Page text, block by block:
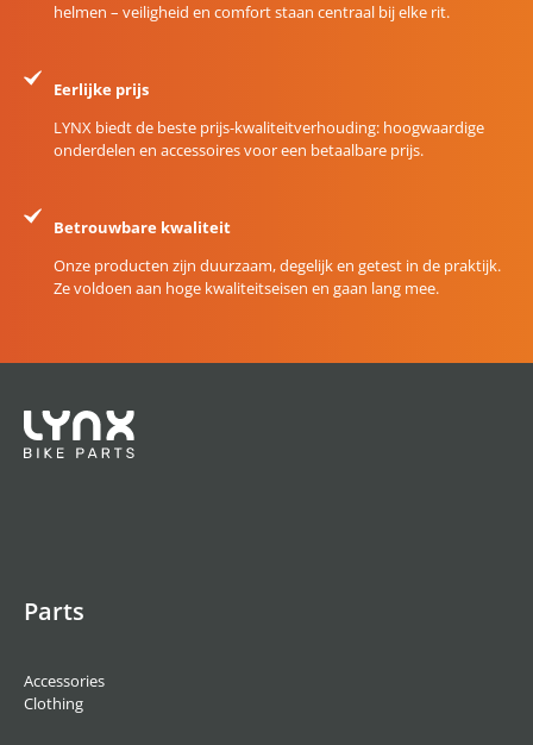
helmen – veiligheid en comfort staan centraal bij elke rit.
Eerlijke prijs
LYNX biedt de beste prijs-kwaliteitverhouding: hoogwaardige
onderdelen en accessoires voor een betaalbare prijs.
Betrouwbare kwaliteit
Onze producten zijn duurzaam, degelijk en getest in de praktijk.
Ze voldoen aan hoge kwaliteitseisen en gaan lang mee.
Parts
Accessories
Clothing